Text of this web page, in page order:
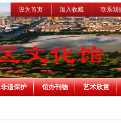
设为首页 加入收藏 联系我
非遗保护 馆办刊物 艺术欣赏